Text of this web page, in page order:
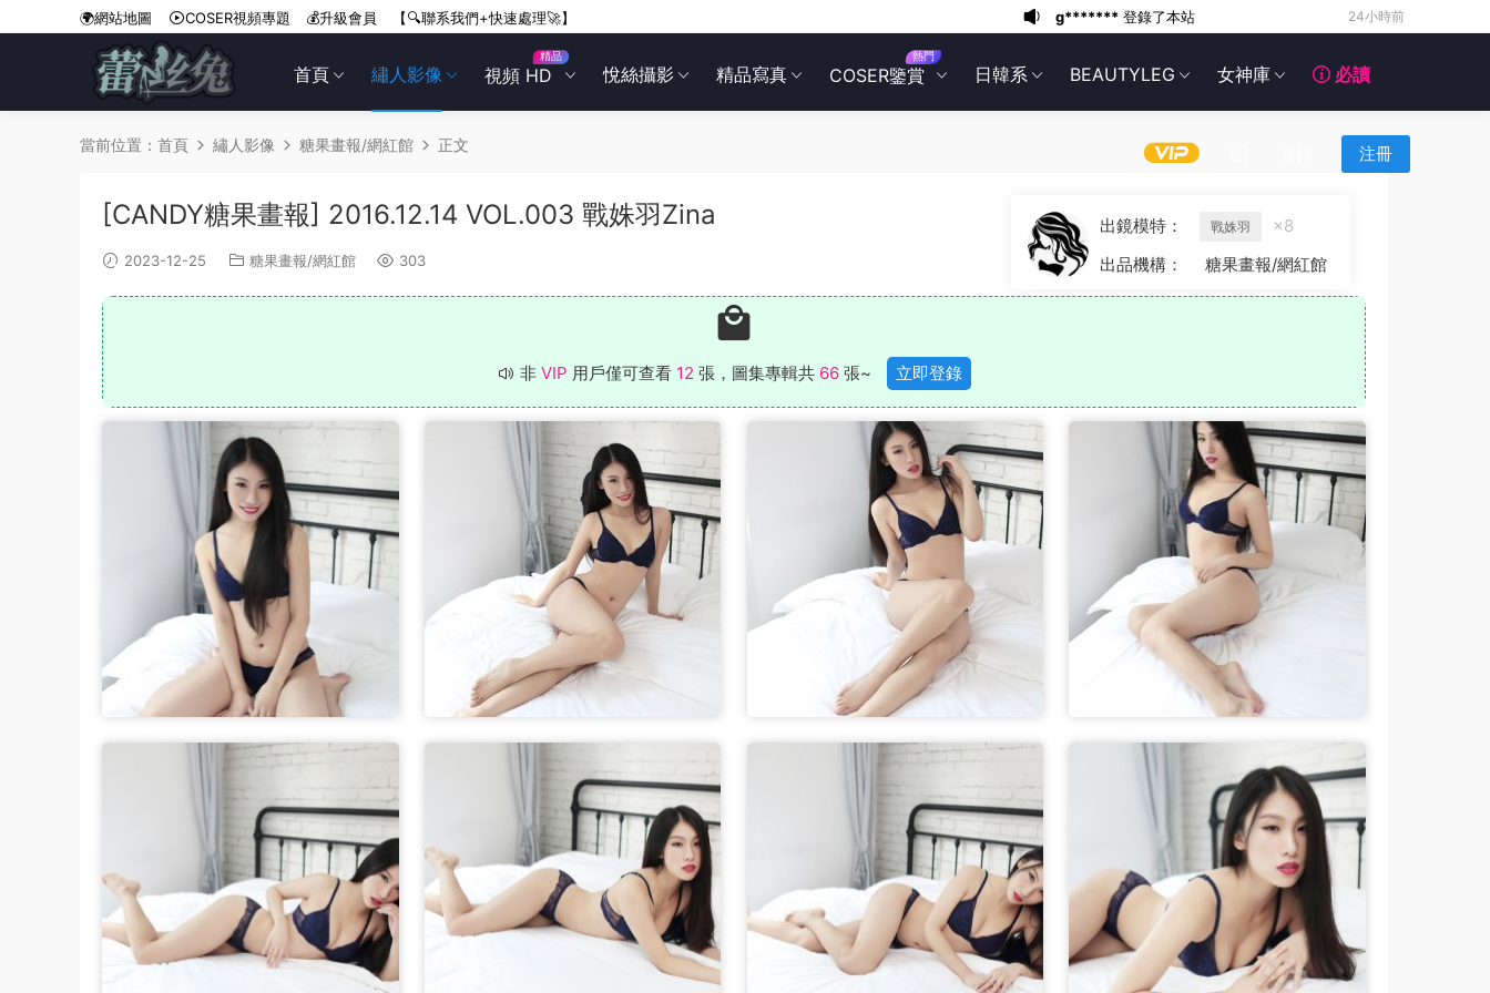
首頁 繡人影像 視頻 HD
精品
悅絲攝影 精品寫真 COSER鑒賞
熱門
日韓系 BEAUTYLEG 女神庫 必讀
注冊
🌍網站地圖 COSER視頻專題 💰升級會員 【🔍聯系我們+快速處理🚀】 g******* 登錄了本站 1天前
6*******
6******* 1天前
1天前
6*******
6*******
g*******
24小時前
當前位置： 首頁 繡人影像 糖果畫報/網紅館 正文
[CANDY糖果畫報] 2016.12.14 VOL.003 戰姝羽Zina
2023-12-25 糖果畫報/網紅館 303
出鏡模特： 戰姝羽
×8
出品機構：
糖果畫報/網紅館
非 VIP 用戶僅可查看 12 張，圖集專輯共 66張~ 立即登錄